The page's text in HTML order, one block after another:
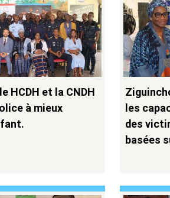
HCDH et la CNDH
à mieux
les
des
basées